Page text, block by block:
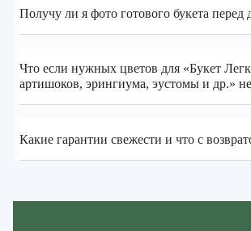
Получу ли я фото готового букета перед
Что если нужных цветов для «Букет
артишоков, эрингиума, эустомы и др.»
Какие гарантии свежести и что с